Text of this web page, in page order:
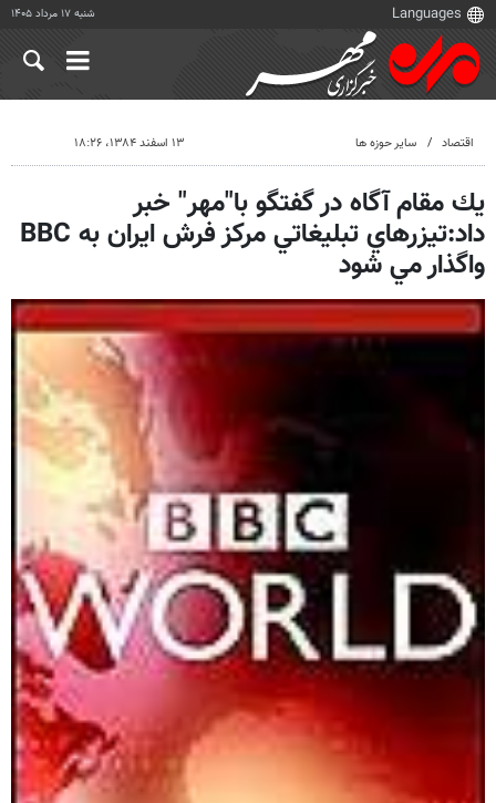
شنبه ۱۷ مرداد ۱۴۰۵
اقتصاد سایر حوزه ها ۱۳ اسفند ۱۳۸۴، ۱۸:۲۶
يك مقام آگاه در گفتگو با"مهر" خبر
داد:تيزرهاي تبليغاتي مركز فرش ايران به BBC
واگذار مي شود